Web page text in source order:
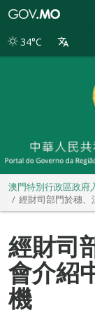
別
34°C
澳門特別行政區政府
經財司部門於穗
經財司
會介紹
機